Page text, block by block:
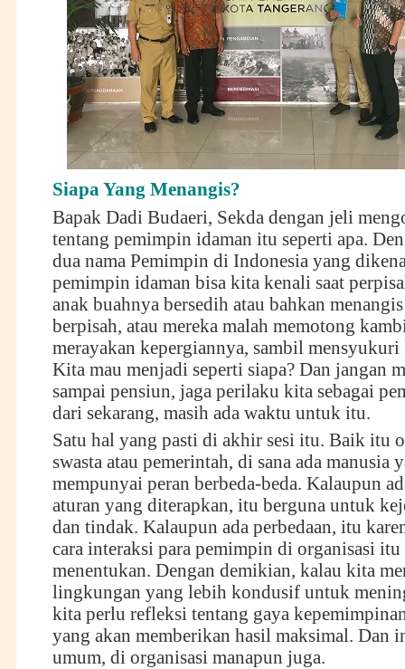
Siapa Yang Menangis?
Bapak Dadi Budaeri, Sekda dengan jeli
tentang pemimpin idaman itu seperti apa.
dua nama Pemimpin di Indonesia yang
pemimpin idaman bisa kita kenali saat
anak buahnya bersedih atau bahkan
berpisah, atau mereka malah memotong
merayakan kepergiannya, sambil
Kita mau menjadi seperti siapa? Dan jangan
sampai pensiun, jaga perilaku kita sebagai
dari sekarang, masih ada waktu untuk itu.
Satu hal yang pasti di akhir sesi itu. Baik itu
swasta atau pemerintah, di sana ada manusia
mempunyai peran berbeda-beda. Kalaupun
aturan yang diterapkan, itu berguna untuk
dan tindak. Kalaupun ada perbedaan, itu
cara interaksi para pemimpin di organisasi itu
menentukan. Dengan demikian, kalau kita
lingkungan yang lebih kondusif untuk
kita perlu refleksi tentang gaya
yang akan memberikan hasil maksimal. Dan
umum, di organisasi manapun juga.